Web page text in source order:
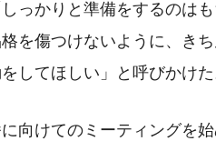
っかりと準備をするのは
を傷つけないように、き
してほしい」と呼びかけ
向けてのミーティングを